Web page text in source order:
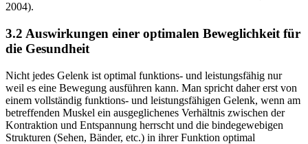
2004).
3.2 Auswirkungen einer optimalen Beweglichkeit für
die Gesundheit
Nicht jedes Gelenk ist optimal funktions- und leistungsfähig nur
weil es eine Bewegung ausführen kann. Man spricht daher erst von
einem vollständig funktions- und leistungsfähigen Gelenk, wenn am
betreffenden Muskel ein ausgeglichenes Verhältnis zwischen der
Kontraktion und Entspannung herrscht und die bindegewebigen
Strukturen (Sehen, Bänder, etc.) in ihrer Funktion optimal